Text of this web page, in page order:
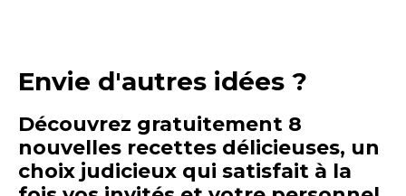
Envie d'autres idées ?
Découvrez gratuitement 8
nouvelles recettes délicieuses, un
choix judicieux qui satisfait à la